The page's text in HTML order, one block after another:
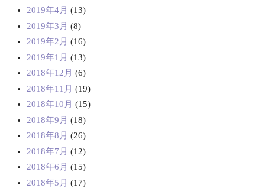
2019年4月 (13)
2019年3月 (8)
2019年2月 (16)
2019年1月 (13)
2018年12月 (6)
2018年11月 (19)
2018年10月 (15)
2018年9月 (18)
2018年8月 (26)
2018年7月 (12)
2018年6月 (15)
2018年5月 (17)